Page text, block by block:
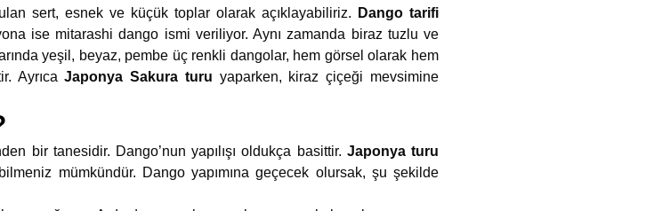
sert, esnek ve küçük toplar olarak açıklayabiliriz.
Dango tarifi
ise mitarashi dango ismi veriliyor. Aynı zamanda biraz tuzlu ve
yeşil, beyaz, pembe üç renkli dangolar, hem görsel olarak hem
AyrıcaJaponya Sakura turu yaparken, kiraz çiçeği mevsimine
bir tanesidir. Dango’nun yapılışı oldukça basittir. Japonya turu
mümkündür. Dango yapımına geçecek olursak, şu şekilde